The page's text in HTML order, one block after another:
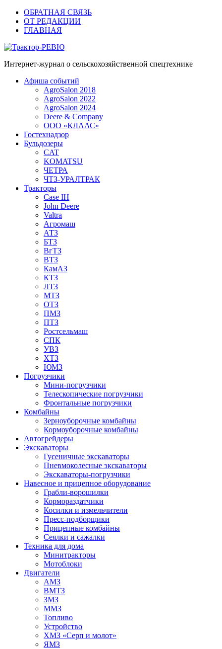
ОБРАТНАЯ СВЯЗЬ
ОТ РЕДАКЦИИ
ГЛАВНАЯ
Трактор-РЕВЮ
Интернет-журнал о сельскохозяйственной спецтехнике
Афиша событий
AgroSalon 2018
AgroSalon 2022
AgroSalon 2024
Deere & Company
ООО «КЛААС»
Гостехнадзор
Бульдозеры
CAT
KOMATSU
ЧЕТРА
ЧТЗ-УРАЛТРАК
Тракторы
Case IH
John Deere
Valtra
Агромаш
АТЗ
БТЗ
ВгТЗ
ВТЗ
КамАЗ
КТЗ
ЛТЗ
МТЗ
ОТЗ
ПМЗ
ПТЗ
Ростсельмаш
СПК
УВЗ
ХТЗ
ЮМЗ
Погрузчики
Мини-погрузчики
Телескопические погрузчики
Фронтальные погрузчики
Комбайны
Зерноуборочные комбайны
Кормоуборочные комбайны
Автогрейдеры
Экскаваторы
Гусеничные экскаваторы
Пневмоколесные экскаваторы
Экскаваторы-погрузчики
Навесное и прицепное оборудование
Грабли-ворошилки
Кормораздатчики
Косилки и измельчители
Пресс-подборщики
Прицепные комбайны
Сеялки и сажалки
Техника для дома
Минитракторы
Мотоблоки
Двигатели
АМЗ
ВМТЗ
ЗМЗ
ММЗ
Топливо
Устройство
ХМЗ «Серп и молот»
ЯМЗ